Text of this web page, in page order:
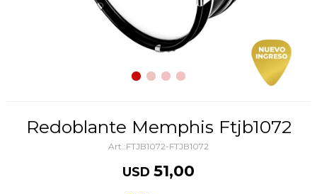
Redoblante Memphis Ftjb1072
FTJB1072-FTJB1072
USD 51,00